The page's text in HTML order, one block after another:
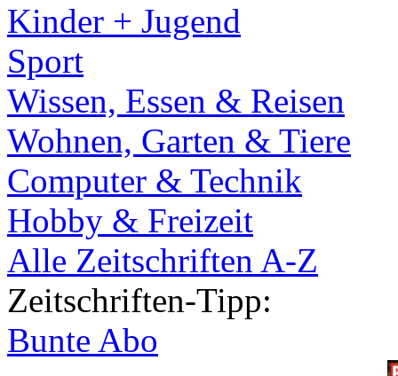
Kinder + Jugend
Sport
Wissen, Essen & Reisen
Wohnen, Garten & Tiere
Computer & Technik
Hobby & Freizeit
Alle Zeitschriften A-Z
Zeitschriften-Tipp:
Bunte Abo